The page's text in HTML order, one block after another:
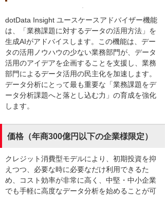
dotData Insight ユースケースアドバイザー機能
は、「業務課題に対するデータの活⽤⽅法」を
⽣成AIがアドバイスします。この機能は、デー
タの活⽤ノウハウの少ない業務部⾨が、データ
活⽤のアイデアを企画することを⽀援し、業務
部⾨によるデータ活⽤の⺠主化を加速します。
データ分析にとって最も重要な「業務課題をデ
ータ分析課題へと落とし込む⼒」の育成を強化
します。
価格（年商300億円以下の企業様限定）
クレジット消費型モデルにより、初期投資を抑
えつつ、必要な時に必要なだけ利用できるた
め、コスト効率が非常に高く、中堅・中小企業
でも手軽に高度なデータ分析を始めることが可